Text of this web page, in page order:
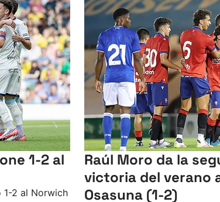
1-2 al
1-2 al Norwich
Raúl Moro da la
victoria del verano
Osasuna (1-2)